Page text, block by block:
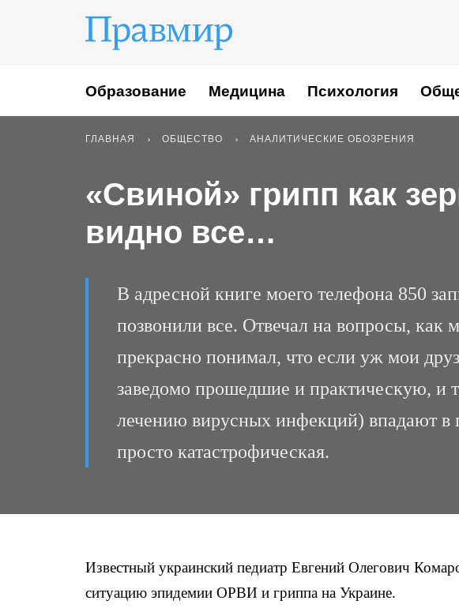
Образование Медицина Психология
ГЛАВНАЯ ОБЩЕСТВО АНАЛИТИЧЕСКИЕ ОБОЗРЕНИЯ
«Свиной» грипп как
видно все…
В адресной книге моего телефона 850
позвонили все. Отвечал на вопросы, как
прекрасно понимал, что если уж мои
заведомо прошедшие и практическую, и
лечению вирусных инфекций) впадают в
просто катастрофическая.
Известный украинский педиатр Евгений Олегович
ситуацию эпидемии ОРВИ и гриппа на Украине.